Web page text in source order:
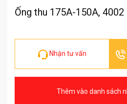
Ống thu 175A-150A, 4002
Nhận tư vấn
Thêm vào danh sách